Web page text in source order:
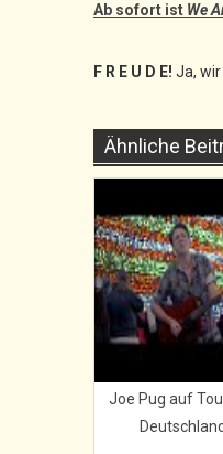
Ab sofort ist We
F R E U D E! Ja,
Ähnliche
Joe Pug auf